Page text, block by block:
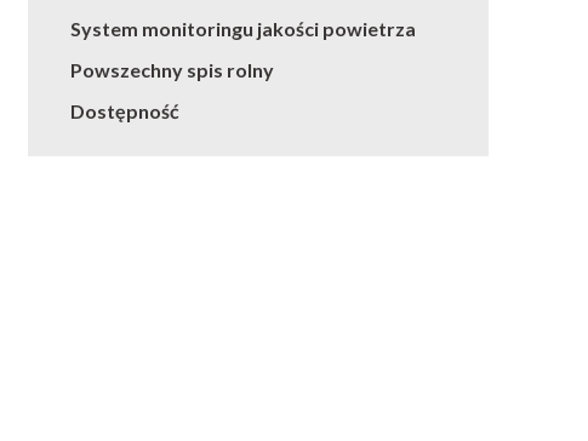
System monitoringu jakości powietrza
Powszechny spis rolny
Dostępność